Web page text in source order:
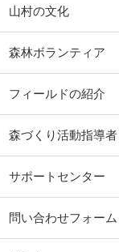
山村の文化
森林ボランティア
フィールドの紹介
森づくり活動指導者
サポートセンター
問い合わせフォーム